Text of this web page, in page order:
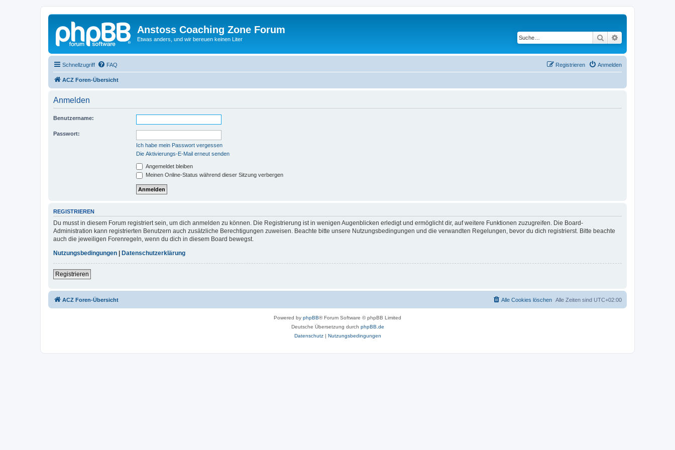
Anstoss Coaching Zone Forum
Etwas anders, und wir bereuen keinen Liter Suche
Schnellzugriff FAQ Anmelden
Registrieren
ACZ Foren-Übersicht
Anmelden
Benutzername:
Passwort:
Ich habe mein Passwort vergessen
Die Aktivierungs-E-Mail erneut senden
Angemeldet bleiben
Meinen Online-Status während dieser Sitzung verbergen
REGISTRIEREN
Du musst in diesem Forum registriert sein, um dich anmelden zu können. Die Registrierung ist in wenigen Augenblicken erledigt und ermöglicht dir, auf weitere Funktionen zuzugreifen. Die Board-
Administration kann registrierten Benutzern auch zusätzliche Berechtigungen zuweisen. Beachte bitte unsere Nutzungsbedingungen und die verwandten Regelungen, bevor du dich registrierst. Bitte beachte
auch die jeweiligen Forenregeln, wenn du dich in diesem Board bewegst.
Nutzungsbedingungen
Datenschutzerklärung
Registrieren
ACZ Foren-Übersicht Alle Zeiten sind UTC+02:00
Alle Cookies löschen
Powered by phpBB® Forum Software © phpBB Limited
Deutsche Übersetzung durch phpBB.de
Datenschutz| Nutzungsbedingungen